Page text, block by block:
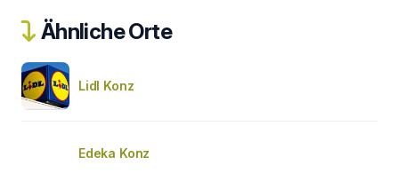
Ähnliche Orte
Lidl Konz
Edeka Konz